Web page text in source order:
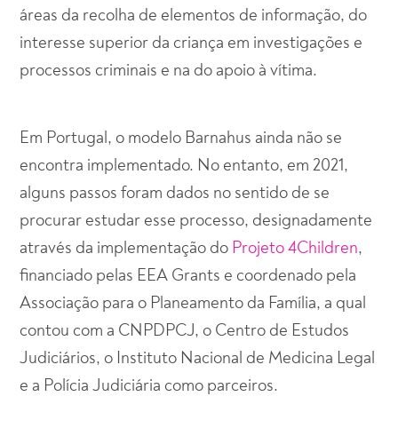
áreas da recolha de elementos de informação, do
interesse superior da criança em investigações e
processos criminais e na do apoio à vítima.
Em Portugal, o modelo Barnahus ainda não se
encontra implementado. No entanto, em 2021,
alguns passos foram dados no sentido de se
procurar estudar esse processo, designadamente
através da implementação do Projeto 4Children,
financiado pelas EEA Grants e coordenado pela
Associação para o Planeamento da Família, a qual
contou com a CNPDPCJ, o Centro de Estudos
Judiciários, o Instituto Nacional de Medicina Legal
e a Polícia Judiciária como parceiros.